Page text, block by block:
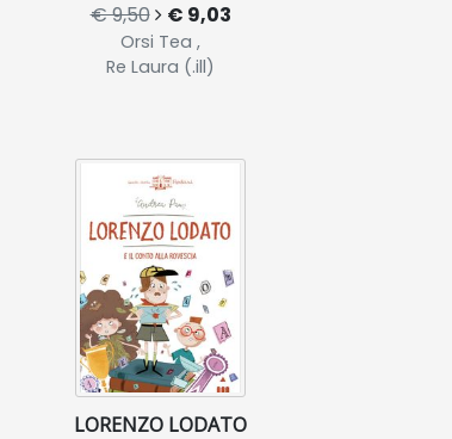
€ 9,50 € 9,03
Orsi Tea ,
Re Laura (.ill)
LORENZO LODATO